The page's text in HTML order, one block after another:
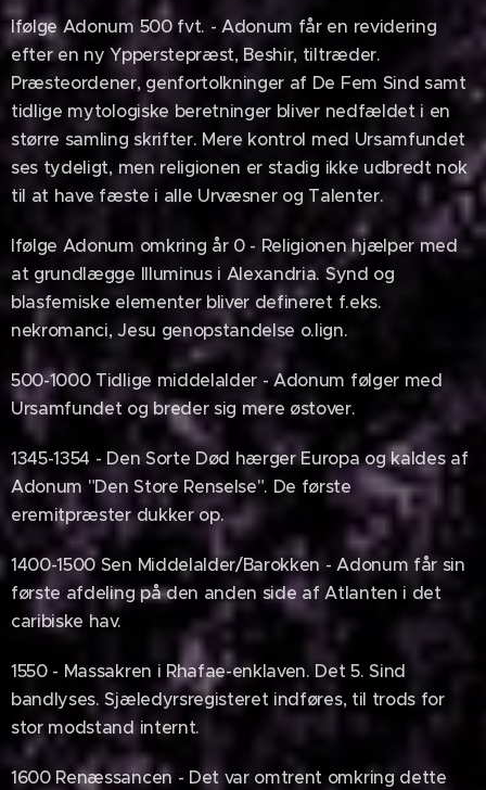
Ifølge Adonum 500 fvt. - Adonum får en revidering
efter en ny Ypperstepræst, Beshir, tiltræder.
Præsteordener, genfortolkninger af De Fem Sind samt
tidlige mytologiske beretninger bliver nedfældet i en
større samling skrifter. Mere kontrol med Ursamfundet
ses tydeligt, men religionen er stadig ikke udbredt nok
til at have fæste i alle Urvæsner og Talenter.
Ifølge Adonum omkring år 0 - Religionen hjælper med
at grundlægge Illuminus i Alexandria. Synd og
blasfemiske elementer bliver defineret f.eks.
nekromanci, Jesu genopstandelse o.lign.
500-1000 Tidlige middelalder - Adonum følger med
Ursamfundet og breder sig mere østover.
1345-1354 - Den Sorte Død hærger Europa og kaldes af
Adonum "Den Store Renselse". De første
eremitpræster dukker op.
1400-1500 Sen Middelalder/Barokken - Adonum får sin
første afdeling på den anden side af Atlanten i det
caribiske hav.
1550 - Massakren i Rhafae-enklaven. Det 5. Sind
bandlyses. Sjæledyrsregisteret indføres, til trods for
stor modstand internt.
1600 Renæssancen - Det var omtrent omkring dette